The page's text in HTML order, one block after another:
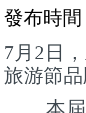
發布時間
7月2日
旅游節
本屆